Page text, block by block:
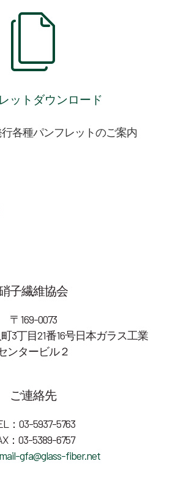
ットダウンロード
各種パンフレットのご案内
子繊維協会
〒169-0073
3丁目21番16号日本ガラス工業
ンタービル２
ご連絡先
：03-5937-5763
：03-5389-6757
mail-gfa@glass-fiber.net